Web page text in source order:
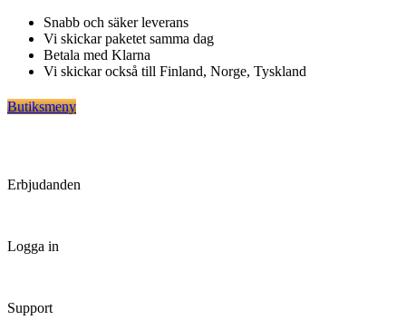
Hoppa
innehåll
Snabb och säker leverans
Vi skickar paketet samma dag
Betala med Klarna
Vi skickar också till Finland, Norge, Tyskland
Butiksmeny
Erbjudanden
Logga in
Support